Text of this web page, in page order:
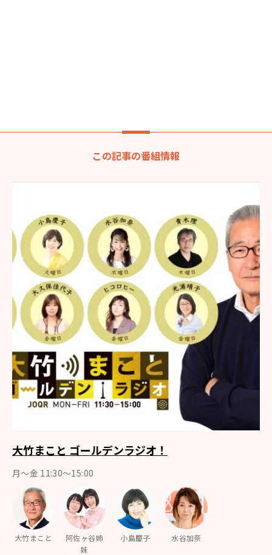
この記事の番組情報
大竹まこと ゴールデンラジオ！
月〜金 11:30～15:00
大竹まこと
阿佐ヶ谷姉
妹
小島慶子 水谷加奈